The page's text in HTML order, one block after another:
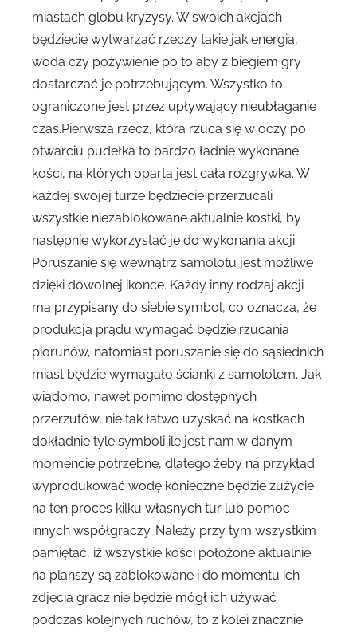
miastach globu kryzysy. W swoich akcjach
będziecie wytwarzać rzeczy takie jak energia,
woda czy pożywienie po to aby z biegiem gry
dostarczać je potrzebującym. Wszystko to
ograniczone jest przez upływający nieubłaganie
czas.Pierwsza rzecz, która rzuca się w oczy po
otwarciu pudełka to bardzo ładnie wykonane
kości, na których oparta jest cała rozgrywka. W
każdej swojej turze będziecie przerzucali
wszystkie niezablokowane aktualnie kostki, by
następnie wykorzystać je do wykonania akcji.
Poruszanie się wewnątrz samolotu jest możliwe
dzięki dowolnej ikonce. Każdy inny rodzaj akcji
ma przypisany do siebie symbol, co oznacza, że
produkcja prądu wymagać będzie rzucania
piorunów, natomiast poruszanie się do sąsiednich
miast będzie wymagało ścianki z samolotem. Jak
wiadomo, nawet pomimo dostępnych
przerzutów, nie tak łatwo uzyskać na kostkach
dokładnie tyle symboli ile jest nam w danym
momencie potrzebne, dlatego żeby na przykład
wyprodukować wodę konieczne będzie zużycie
na ten proces kilku własnych tur lub pomoc
innych współgraczy. Należy przy tym wszystkim
pamiętać, iż wszystkie kości położone aktualnie
na planszy są zablokowane i do momentu ich
zdjęcia gracz nie będzie mógł ich używać
podczas kolejnych ruchów, to z kolei znacznie